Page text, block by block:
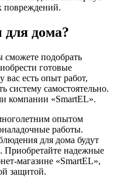
повреждений.
дома?
сможете подобрать
готовые
есть опыт работ,
систему самостоятельно.
компании «SmartEL».
опытом
работы.
для дома будут
Приобретайте надежные
магазине «SmartEL»,
защитой.